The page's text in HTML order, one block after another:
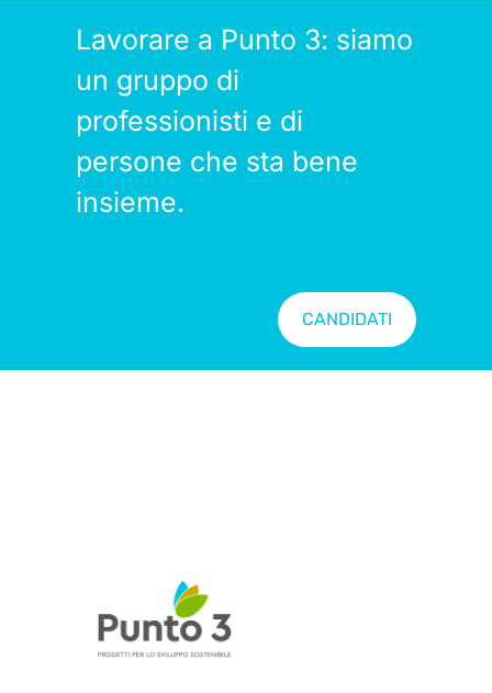
Lavorare a Punto 3: siamo
un gruppo di
professionisti e di
persone che sta bene
insieme.
CANDIDATI